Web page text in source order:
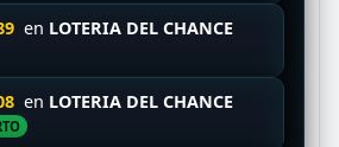
en LOTERIA DEL CHANCE
en LOTERIA DEL CHANCE